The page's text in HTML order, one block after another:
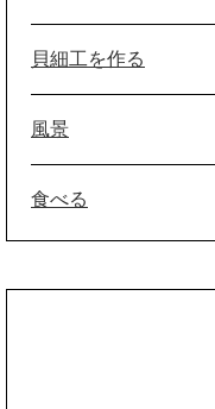
貝細工を作る
風景
食べる